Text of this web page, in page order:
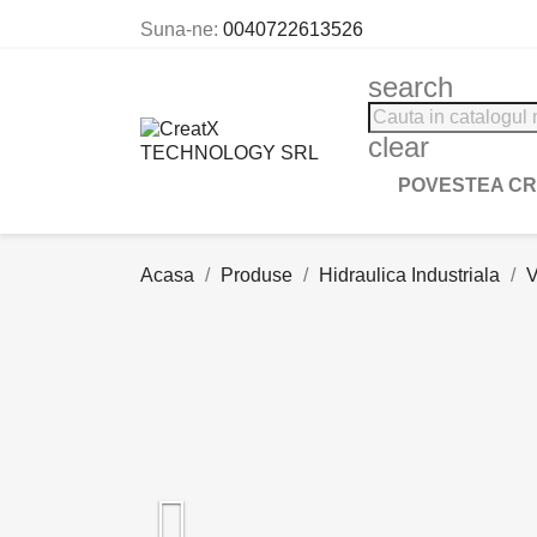
Suna-ne: 0040722613526
search
clear
POVESTEA
Acasa Produse Hidraulica Industriala
